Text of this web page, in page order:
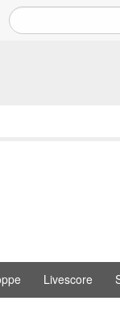
Livescore